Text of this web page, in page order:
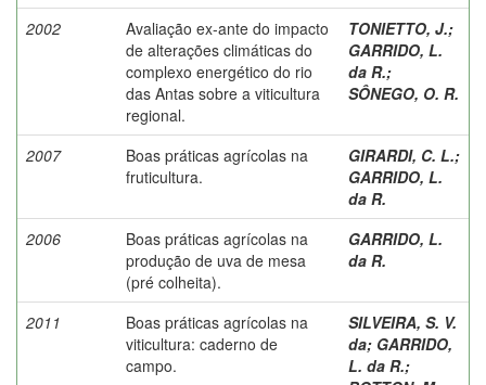
2002
Avaliação ex-ante do impacto
de alterações climáticas do
complexo energético do rio
das Antas sobre a viticultura
regional.
TONIETTO, J.;
GARRIDO, L.
da R.;
SÔNEGO, O. R.
2007
Boas práticas agrícolas na
fruticultura.
GIRARDI, C. L.;
GARRIDO, L.
da R.
2006
Boas práticas agrícolas na
produção de uva de mesa
(pré colheita).
GARRIDO, L.
da R.
2011
Boas práticas agrícolas na
viticultura: caderno de
campo.
SILVEIRA, S. V.
da; GARRIDO,
L. da R.;